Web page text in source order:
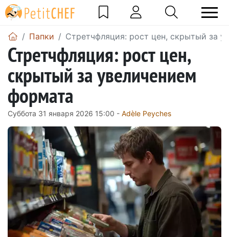
Папки Стретчфляция: рост цен, скрытый за
Стретчфляция: рост цен,
скрытый за увеличением
формата
Суббота 31 января 2026 15:00 - Adèle Peyches